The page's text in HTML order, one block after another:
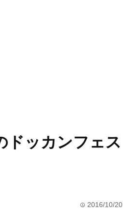
ドッカンフェス
time 2016/10/20